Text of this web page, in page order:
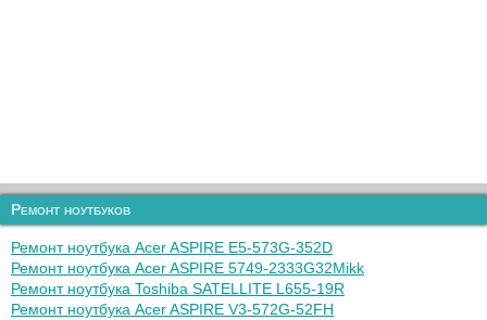
Ремонт ноутбуков
Ремонт ноутбука Acer ASPIRE E5-573G-352D
Ремонт ноутбука Acer ASPIRE 5749-2333G32Mikk
Ремонт ноутбука Toshiba SATELLITE L655-19R
Ремонт ноутбука Acer ASPIRE V3-572G-52FH